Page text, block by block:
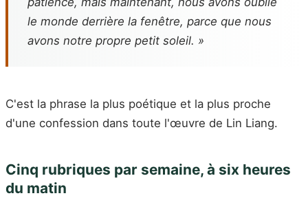
le monde derrière la fenêtre, parce que nous
avons notre propre petit soleil. »
C'est la phrase la plus poétique et la plus proche
d'une confession dans toute l'œuvre de Lin Liang.
Cinq rubriques par semaine, à six heures
du matin